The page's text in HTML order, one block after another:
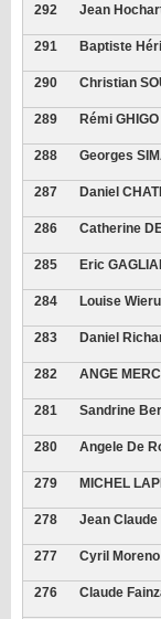
292 Jean
291 Baptiste
290 Christian
289 Rémi GHIGO
288 Georges
287 Daniel
286 Catherine
285 Eric
284 Louise
283 Daniel
282 ANGE
281 Sandrine
280 Angele De
279 MICHEL
278 Jean Claude
277 Cyril Moreno
276 Claude